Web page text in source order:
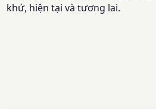
khứ, hiện tại và tương lai.